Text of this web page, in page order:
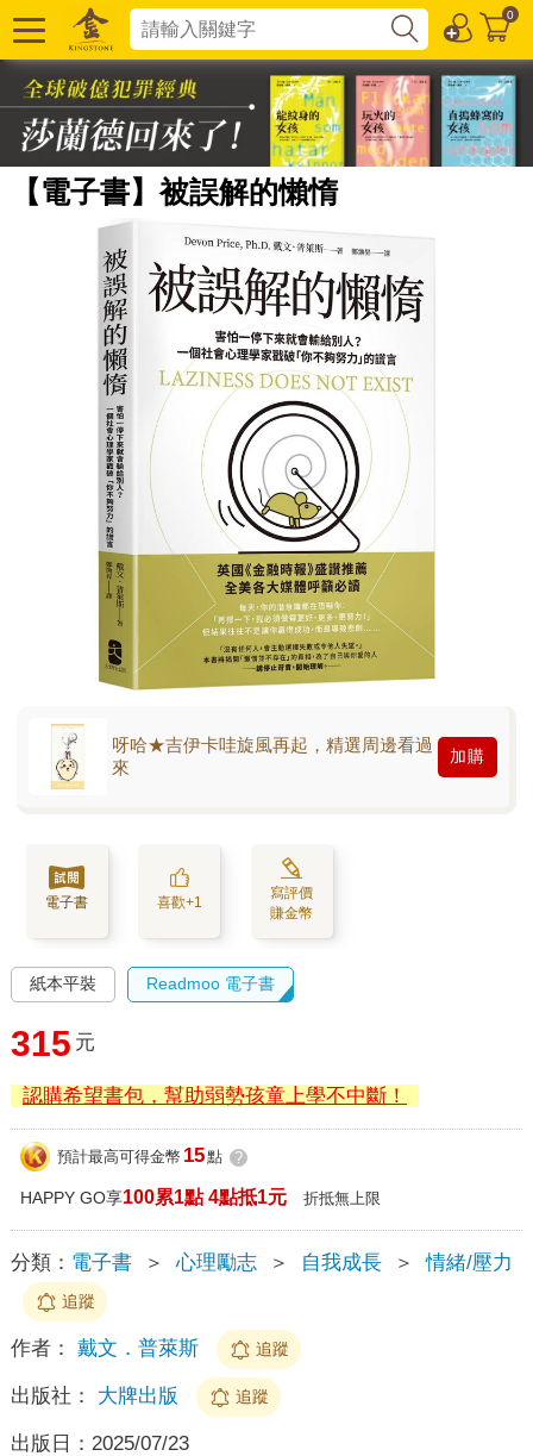
0
【電子書】被誤解的懶惰
呀哈★吉伊卡哇旋風再起，精選周邊看過
來
加購
電子書 喜歡+1
寫評價
賺金幣
紙本平裝 Readmoo 電子書
315 元
認購希望書包，幫助弱勢孩童上學不中斷！
預計最高可得金幣 15點 ?
HAPPY GO享100累1點 4點抵1元 折抵無上限
分類： 電子書 ＞ 心理勵志 ＞ 自我成長 ＞ 情緒/壓力
追蹤
作者： 戴文．普萊斯 追蹤
出版社： 大牌出版 追蹤
出版日： 2025/07/23